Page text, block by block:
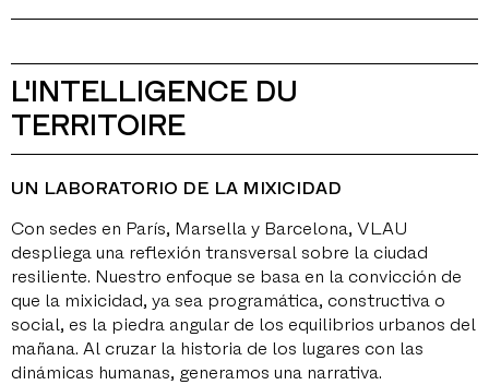
L'INTELLIGENCE DU
TERRITOIRE
UN LABORATORIO DE LA MIXICIDAD
Con sedes en París, Marsella y Barcelona, VLAU
despliega una reflexión transversal sobre la ciudad
resiliente. Nuestro enfoque se basa en la convicción de
que la mixicidad, ya sea programática, constructiva o
social, es la piedra angular de los equilibrios urbanos del
mañana. Al cruzar la historia de los lugares con las
dinámicas humanas, generamos una narrativa.